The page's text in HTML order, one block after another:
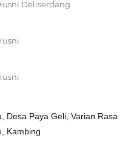
Deliserdang
Desa Paya Geli, Varian Rasa
Kambing